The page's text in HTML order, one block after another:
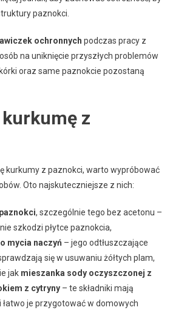
paznokci.
ochronnych podczas pracy z
na uniknięcie przyszłych problemów
oraz same paznokcie pozostaną
z
kurkumy z paznokci, warto wypróbować
Oto najskuteczniejsze z nich:
, szczególnie tego bez acetonu –
szkodzi płytce paznokcia,
mycia naczyń – jego odtłuszczające
się w usuwaniu żółtych plam,
jak mieszanka sody oczyszczonej z
z cytryny– te składniki mają
łatwo je przygotować w domowych